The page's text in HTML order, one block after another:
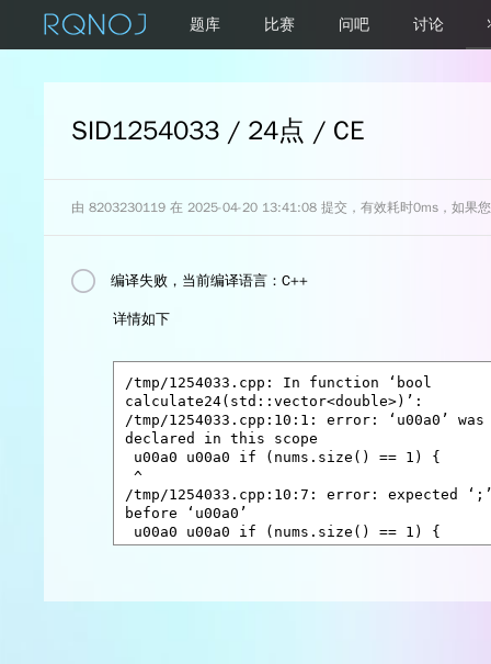
题库 比赛 问吧 讨论
SID1254033 / 24点 / CE
由 8203230119 在 2025-04-20 13:41:08 提交，有效耗时0ms，如果
编译失败，当前编译语言： C++
详情如下